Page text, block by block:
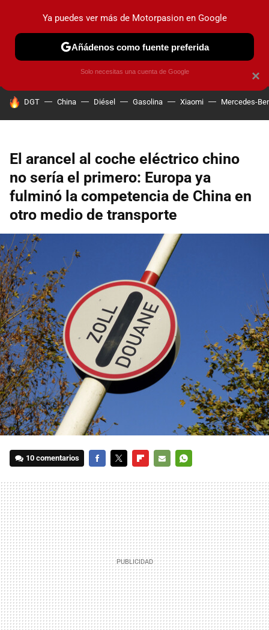
PRUEBAS COCHES ELÉCTRICOS OBSERVATORIO
HOY SE HABLA DE
DGT China Diésel Gasolina Xiaomi Mercedes-
El arancel al coche eléctrico chino
no sería el primero: Europa ya
fulminó la competencia de China en
otro medio de transporte
10 comentarios
MAIL
×
Ya puedes ver más de Motorpasion en Google
Añádenos como fuente preferida
Solo necesitas una cuenta de Google